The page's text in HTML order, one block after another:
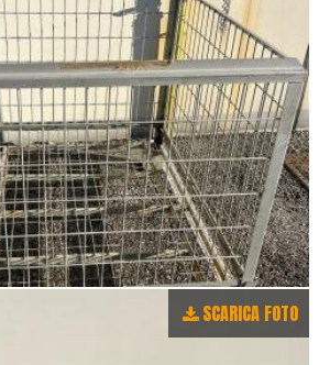
SCARICA FOTO